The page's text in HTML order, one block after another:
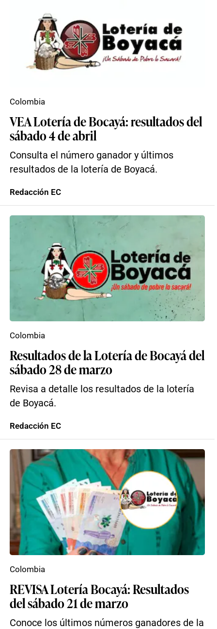
VEA Lotería de Bocayá: resultados del
sábado 4 de abril
Consulta el número ganador y últimos
resultados de la lotería de Boyacá.
Colombia
Redacción EC
Resultados de la Lotería de Bocayá del
sábado 28 de marzo
Revisa a detalle los resultados de la lotería
de Boyacá.
Colombia
Redacción EC
REVISA Lotería Bocayá: Resultados
del sábado 21 de marzo
Conoce los últimos números ganadores de la
Colombia